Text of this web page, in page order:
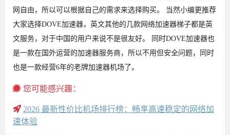
网自由，所以可以根据自己的需求来选择购买。 当然小编更推荐
大家选择DOVE加速器，英文其他的几款网络加速器梯子都是英
文服务，对于中国的用户来说不是很友好。 同时DOVE加速器也
是一款在国外运营的加速器服务商，所以不用但安全问题，同时
也是一款经营6年的老牌加速器机场了。
您可能感兴趣：
2026 最新性价比机场排行榜：畅享高速稳定的网络加
速体验